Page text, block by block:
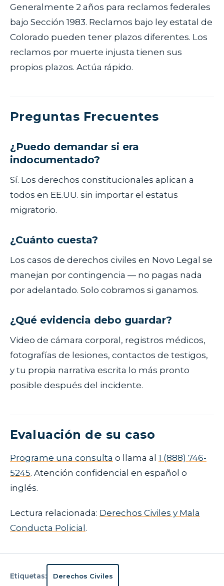
Generalmente 2 años para reclamos federales
bajo Sección 1983. Reclamos bajo ley estatal de
Colorado pueden tener plazos diferentes. Los
reclamos por muerte injusta tienen sus
propios plazos. Actúa rápido.
Preguntas Frecuentes
¿Puedo demandar si era
indocumentado?
Sí. Los derechos constitucionales aplican a
todos en EE.UU. sin importar el estatus
migratorio.
¿Cuánto cuesta?
Los casos de derechos civiles en Novo Legal se
manejan por contingencia — no pagas nada
por adelantado. Solo cobramos si ganamos.
¿Qué evidencia debo guardar?
Video de cámara corporal, registros médicos,
fotografías de lesiones, contactos de testigos,
y tu propia narrativa escrita lo más pronto
posible después del incidente.
Evaluación de su caso
Programe una consulta o llama al 1 (888) 746-
5245. Atención confidencial en español o
inglés.
Lectura relacionada: Derechos Civiles y Mala
Conducta Policial .
Etiquetas: Derechos Civiles